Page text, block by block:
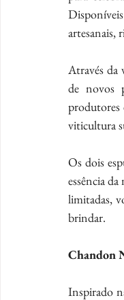
artesanais,
Através da
de novos
produtores
viticultura
Os dois
essência
limitadas,
brindar.
Chandon
Inspirado